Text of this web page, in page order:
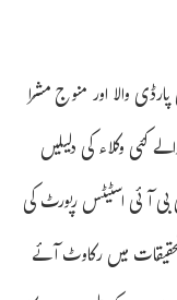
والا اور منوج مشرا
وکلاء کی دلیلیں
بی آئی اسٹیٹس رپورٹ کی
میں رکاوٹ آئے